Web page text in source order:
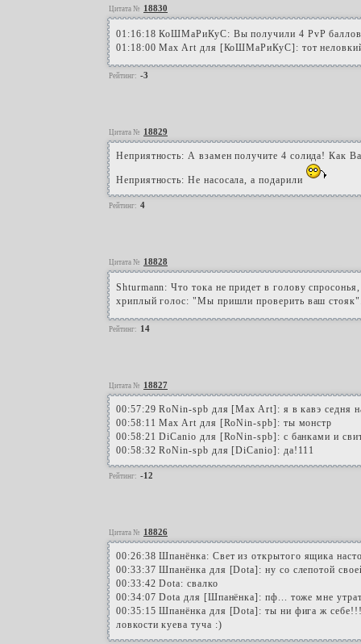
Цитата № 18830
01:16:18 КоШМаРиКуС: Вы получили 4 PvP
01:18:00 Max Art для [КоШМаРиКуС]: тот
Рейтинг: -3
Цитата № 18829
Неприятность: А взамен получите 4 солида! Как
Неприятность: Не насосала, а подарили
Рейтинг: 4
Цитата № 18828
Shturmann: Что тока не придет в голову
хриплый голос: "Мы пришли проверить ваш
Рейтинг: 14
Цитата № 18827
00:57:29 RoNin-spb для [Max Art]: я в кавэ седня
00:58:11 Max Art для [RoNin-spb]: ты монстр
00:58:21 DiCanio для [RoNin-spb]: с банками и
00:58:32 RoNin-spb для [DiCanio]: да!111
Рейтинг: -12
Цитата № 18826
00:26:38 Шпанёнка: Свет из открытого ящика
00:33:37 Шпанёнка для [Dota]: ну со слепотой
00:33:42 Dota: свалко
00:34:07 Dota для [Шпанёнка]: пф... тоже мне
00:35:15 Шпанёнка для [Dota]: ты ни фига ж
ловкости куева туча :)